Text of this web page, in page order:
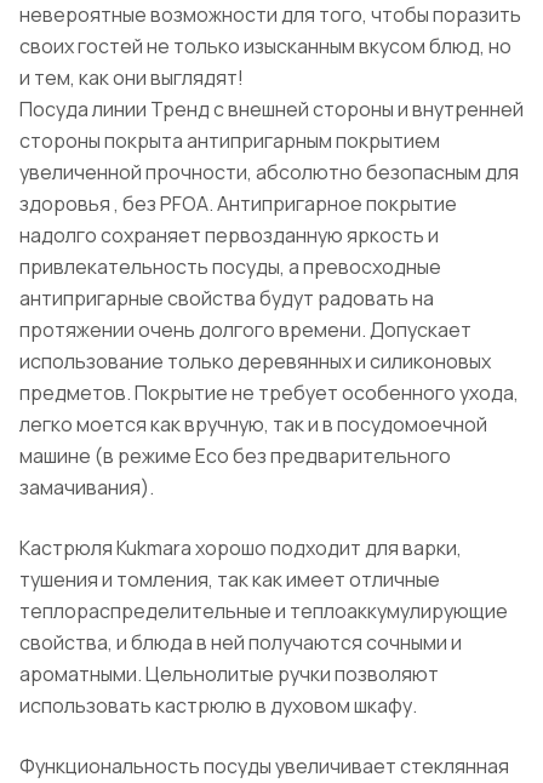
невероятные возможности для того, чтобы поразить
своих гостей не только изысканным вкусом блюд, но
и тем, как они выглядят!
Посуда линии Тренд с внешней стороны и внутренней
стороны покрыта антипригарным покрытием
увеличенной прочности, абсолютно безопасным для
здоровья , без PFOA. Антипригарное покрытие
надолго сохраняет первозданную яркость и
привлекательность посуды, а превосходные
антипригарные свойства будут радовать на
протяжении очень долгого времени. Допускает
использование только деревянных и силиконовых
предметов. Покрытие не требует особенного ухода,
легко моется как вручную, так и в посудомоечной
машине (в режиме Eco без предварительного
замачивания).
Кастрюля Kukmara хорошо подходит для варки,
тушения и томления, так как имеет отличные
теплораспределительные и теплоаккумулирующие
свойства, и блюда в ней получаются сочными и
ароматными. Цельнолитые ручки позволяют
использовать кастрюлю в духовом шкафу.
Функциональность посуды увеличивает стеклянная